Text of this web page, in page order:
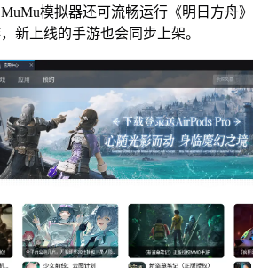
模拟器还可流畅运行《明日方舟》
新上线的手游也会同步上架。